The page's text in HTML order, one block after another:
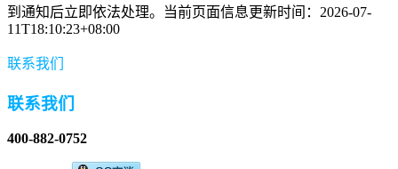
到通知后立即依法处理。当前页面信息更新时间：2026-07-
11T18:10:23+08:00
联系我们
联系我们
400-882-0752